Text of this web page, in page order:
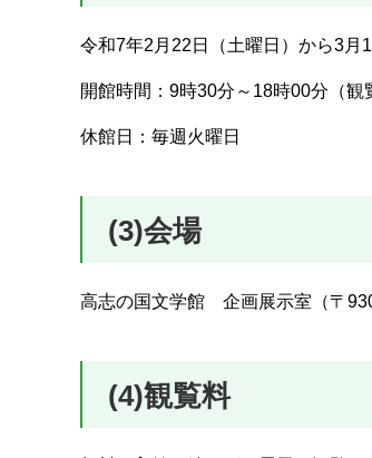
令和7年2月22日（土曜日）から3月
開館時間：9時30分～18時00分（観
休館日：毎週火曜日
(3)会場
高志の国文学館 企画展示室（〒
(4)観覧料